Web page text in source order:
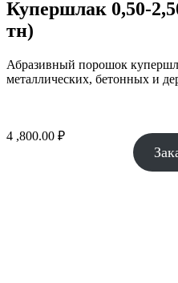
Купершлак 0,50-
тн)
Абразивный порошок
металлических, бетонных и
4 ,800.00 ₽